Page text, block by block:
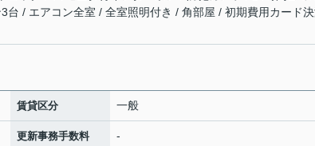
台 / エアコン全室 / 全室照明付き / 角部屋 / 初期費用カード
賃貸区分 一般
更新事務手数料 -